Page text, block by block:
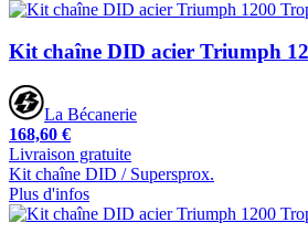
Kit chaîne DID acier Triumph
La Bécanerie
168,60 €
Livraison gratuite
Kit chaîne DID / Supersprox.
Plus d'infos